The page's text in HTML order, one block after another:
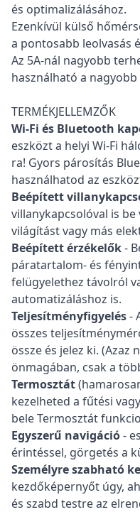
és optimalizálásához.
Ezenkívül külső
a pontosabb leolvasás
Az 5A-nál nagyobb
használható a
TERMÉKJELLEMZŐK
Wi-Fi és Bluetooth
eszközt a helyi Wi-Fi
ra! Gyors párosítás
használhatod az
Beépített
villanykapcsolóval is
világítást vagy más
Beépített érzékelők-
páratartalom- és
felügyelethez távolról
automatizáláshoz is.
Teljesítményfigyelés-
összes
össze és jelez ki. (Azaz
önmagában, csak a
Termosztát
kezelheted a fűtési
bele Termosztát
Egyszerű navigáció-
érintéssel, görgetés a
Személyre szabható
kezdőképernyőt úgy,
és szabd testre az